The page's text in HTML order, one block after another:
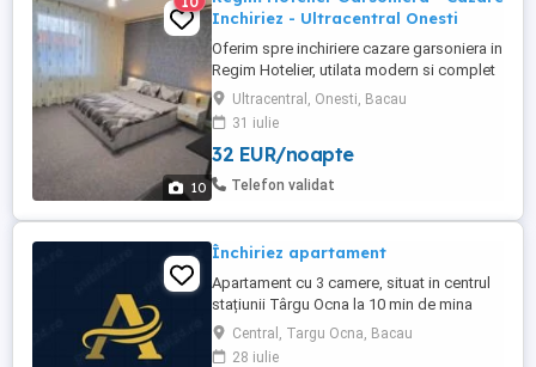
10
Inchiriez - Ultracentral Onesti
Oferim spre inchiriere cazare garsoniera in
Regim Hotelier, utilata modern si complet
mobilata, toate echipamentele fiind in
perfecta stare de functionare. Locatia
este situata intr-o zona Ultracentrala si
usor accesibila a orasului Onesti,
oferindu-va totodata un spatiu generos de
Ultracentral, Onesti, Bacau
31 iulie
32 EUR/noapte
Telefon validat
Închiriez apartament
Apartament cu 3 camere, situat in centrul
stațiunii Târgu Ocna la 10 min de mina
salina Pentru mai multe detalii sunați
Capacitate 5 persoane !
Central, Targu Ocna, Bacau
28 iulie